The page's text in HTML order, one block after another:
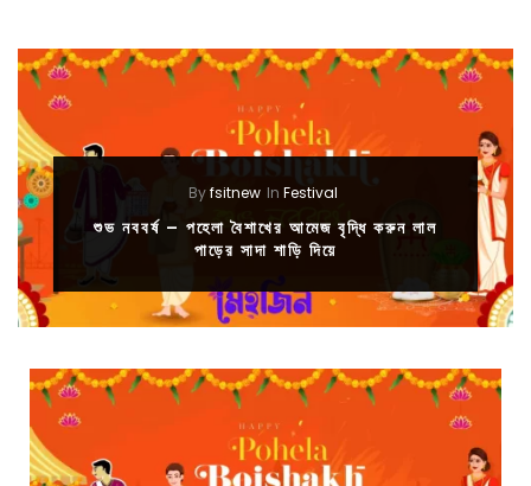
Byfsitnew In Festival
শুভ নববর্ষ – পহেলা বৈশাখের আমেজ বৃদ্ধি করুন লাল
পাড়ের সাদা শাড়ি দিয়ে